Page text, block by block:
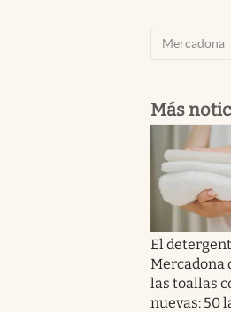
Mercadona
Más
El
Mercadona
las toallas
nuevas: 50